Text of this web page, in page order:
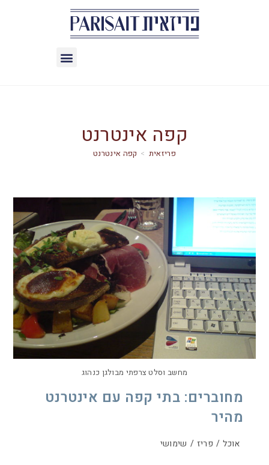
קפה אינטרנט
> קפה אינטרנט
מחשב וסלט צרפתי מבולגן כנהוג
מחוברים: בתי קפה עם אינטרנט
מהיר
אוכל / פריז / שימושי